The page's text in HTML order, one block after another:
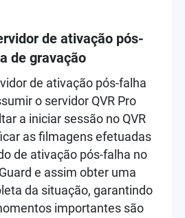
de ativação pós-
de gravação
de ativação pós-falha
o servidor QVR Pro
a iniciar sessão no QVR
as filmagens efetuadas
de ativação pós-falha no
e assim obter uma
da situação, garantindo
importantes são